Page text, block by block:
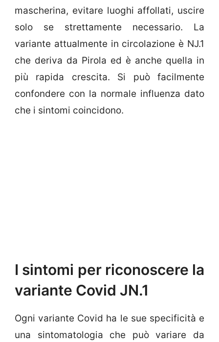
mascherina, evitare luoghi affollati, uscire
solo se strettamente necessario. La
variante attualmente in circolazione è NJ.1
che deriva da Pirola ed è anche quella in
più rapida crescita. Si può facilmente
confondere con la normale influenza dato
che i sintomi coincidono.
I sintomi per riconoscere la
variante Covid JN.1
Ogni variante Covid ha le sue specificità e
una sintomatologia che può variare da